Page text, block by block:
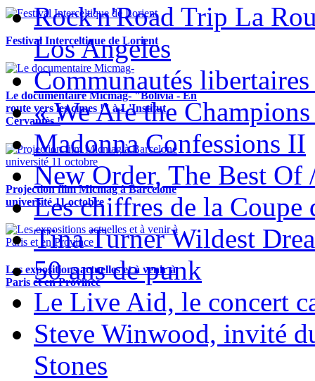
Festival Interceltique de Lorient
Le documentaire Micmag- "Bolivia - En
route vers les cimes !" à L'Institut
Cervantès !
Projection film Micmag à Barcelone
université 11 octobre
Les expositions actuelles et à venir à
Paris et en Province
Rock'n'Road Trip La
Los Angeles
Communautés libertaires
« We Are the
Madonna Confessions II
New Order, The Best Of
Les chiffres de la Coupe
Tina Turner Wildest
50 ans de punk
Le Live Aid, le concert
Steve Winwood, invité
Stones